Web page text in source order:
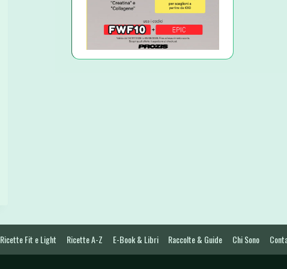
Ricette Fit e Light Ricette A-Z E-Book & Libri Raccolte & Guide Chi Sono